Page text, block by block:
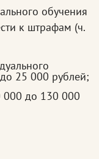
обучения
к штрафам (ч.
25 000 рублей;
000 до 130 000